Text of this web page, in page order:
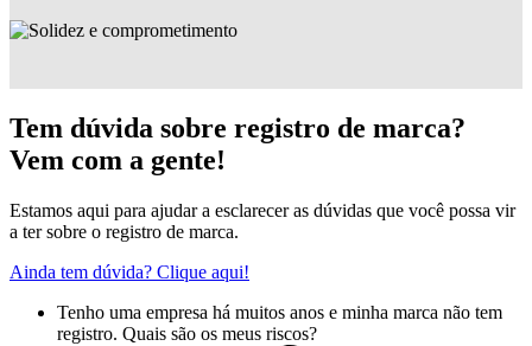
Tem dúvida sobre registro de marca?
Vem com a gente!
Estamos aqui para ajudar a esclarecer as dúvidas que você possa vir
a ter sobre o registro de marca.
Ainda tem dúvida? Clique aqui!
Tenho uma empresa há muitos anos e minha marca não tem
registro. Quais são os meus riscos?